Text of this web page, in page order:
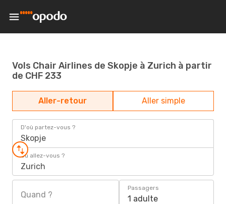
Vols Chair Airlines de Skopje à Zurich à partir
de CHF 233
Aller-retour Aller simple
D'où partez-vous ?
Skopje
Où allez-vous ?
Zurich
Quand ?
Passagers
1 adulte